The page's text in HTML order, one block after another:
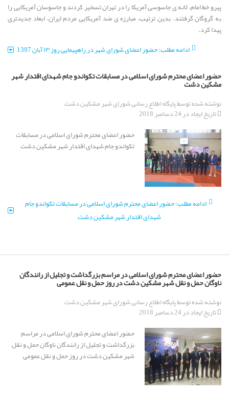
پیرو خط امام، لانه ی جاسوسی آمریکا را در تهران تسخیر کردند و جاسوسان آمریکایی را
به گروگان گرفتند. بدین ترتیب، مبارزه ی ضد آمریکایی مردم ایران، ابعاد جدیدتری
پیدا کرد.
ادامه مطلب: حضور اعضای شورای شهر در راهپیمایی روز ۱۳ آبان 1397
حضور اعضای محترم شورای اسلامی در مسابقات تکواندو جام شهدای اقتدار شهر
مشکین دشت
نوشته شده توسطپایگاه اطلاع رسانی شورای شهر مشکین دشت
تاریخ ایجاد در 24 دسامبر 2018
حضور اعضای محترم شورای اسلامی در مسابقات
تکواندو جام شهدای اقتدار شهر مشکین دشت
ادامه مطلب: حضور اعضای محترم شورای اسلامی در مسابقات تکواندو جام
شهدای اقتدار شهر مشکین دشت
حضور اعضای محترم شورای اسلامی در مراسم بزرگداشت و تجلیل از رانندگان
ناوگان حمل و نقل شهر مشکین دشت در روز حمل و نقل عمومی
نوشته شده توسطپایگاه اطلاع رسانی شورای شهر مشکین دشت
تاریخ ایجاد در 24 دسامبر 2018
حضور اعضای محترم شورای اسلامی در مراسم
بزرگداشت و تجلیل از رانندگان ناوگان حمل و نقل
شهر مشکین دشت در روز حمل و نقل عمومی